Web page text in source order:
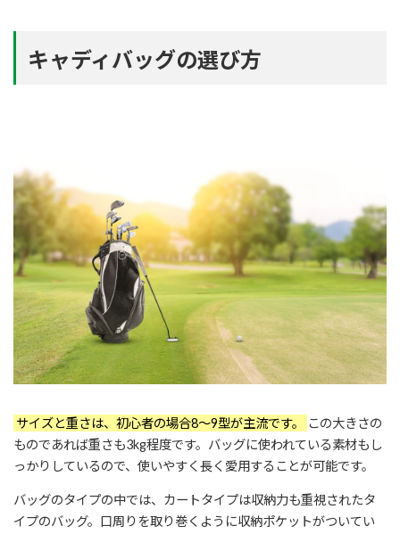
キャディバッグの選び方
サイズと重さは、初心者の場合8～9型が主流です。
この大きさの
ものであれば重さも3kg程度です。バッグに使われている素材もし
っかりしているので、使いやすく長く愛用することが可能です。
バッグのタイプの中では、カートタイプは収納力も重視されたタ
イプのバッグ。口周りを取り巻くように収納ポケットがついてい